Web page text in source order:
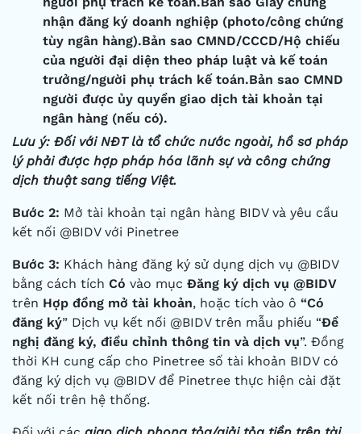
nhận đăng ký doanh nghiệp (photo/công chứng
tùy ngân hàng).Bản sao CMND/CCCD/Hộ chiếu
của người đại diện theo pháp luật và kế toán
trưởng/người phụ trách kế toán.Bản sao CMND
người được ủy quyền giao dịch tài khoản tại
ngân hàng (nếu có).
Lưu ý: Đối với NĐT là tổ chức nước ngoài, hồ sơ pháp
lý phải được hợp pháp hóa lãnh sự và công chứng
dịch thuật sang tiếng Việt.
Bước 2: Mở tài khoản tại ngân hàng BIDV và yêu cầu
kết nối @BIDV với Pinetree
Bước 3: Khách hàng đăng ký sử dụng dịch vụ @BIDV
bằng cách tích Có vào mục Đăng ký dịch vụ @BIDV
trên Hợp đồng mở tài khoản, hoặc tích vào ô “Có
đăng ký” Dịch vụ kết nối @BIDV trên mẫu phiếu “Đề
nghị đăng ký, điều chỉnh thông tin và dịch vụ”. Đồng
thời KH cung cấp cho Pinetree số tài khoản BIDV có
đăng ký dịch vụ @BIDV để Pinetree thực hiện cài đặt
kết nối trên hệ thống.